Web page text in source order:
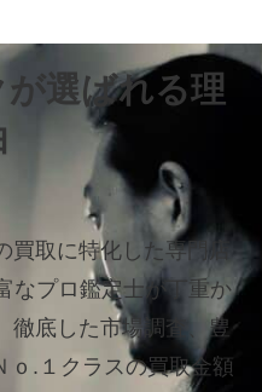
選ばれる理
取に特化した専門店
なプロ鑑定士が丁重か
徹底した市場調査、豊
ｏ.１クラスの買取金額